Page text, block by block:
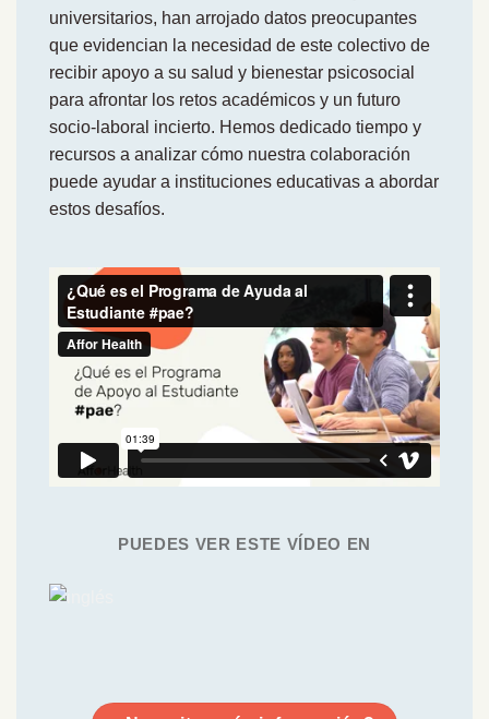
universitarios, han arrojado datos preocupantes
que evidencian la necesidad de este colectivo de
recibir apoyo a su salud y bienestar psicosocial
para afrontar los retos académicos y un futuro
socio-laboral incierto. Hemos dedicado tiempo y
recursos a analizar cómo nuestra colaboración
puede ayudar a instituciones educativas a abordar
estos desafíos.
PUEDES VER ESTE VÍDEO EN